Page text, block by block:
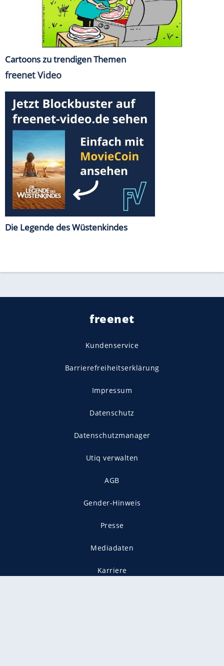
Cartoons zu trendigen Themen
freenet Video
Die Legende des Wüstenkindes
freenet
Kundenservice
Barrierefreiheitserklärung
Impressum
Datenschutz
Datenschutzmanager
Utiq verwalten
AGB
Gender-Hinweis
Presse
Mediadaten
Karriere